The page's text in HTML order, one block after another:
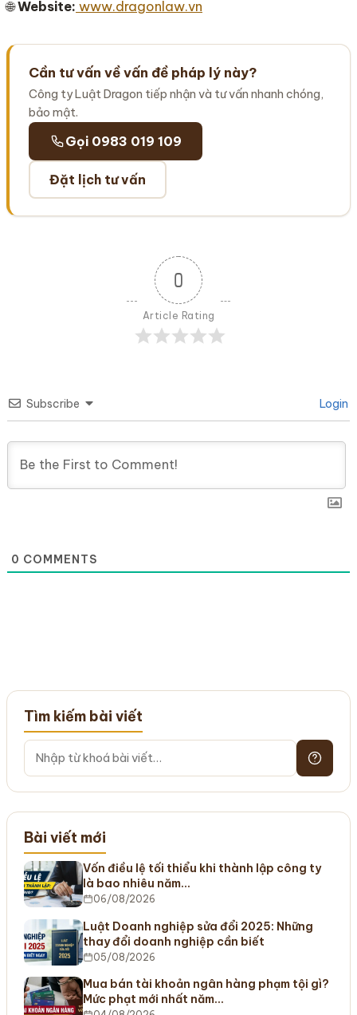
🌐Website: www.dragonlaw.vn
Cần tư vấn về vấn đề pháp lý này?
Công ty Luật Dragon tiếp nhận và tư vấn nhanh chóng,
bảo mật.
Gọi 0983 019 109
Đặt lịch tư vấn
0
Article Rating
Subscribe Login
0 COMMENTS
Tìm kiếm bài viết
Bài viết mới
Vốn điều lệ tối thiểu khi thành lập công ty
là bao nhiêu năm…
06/08/2026
Luật Doanh nghiệp sửa đổi 2025: Những
thay đổi doanh nghiệp cần biết
05/08/2026
Mua bán tài khoản ngân hàng phạm tội gì?
Mức phạt mới nhất năm…